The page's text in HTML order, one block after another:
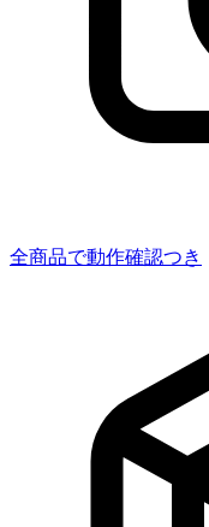
全商品で動作確認つき